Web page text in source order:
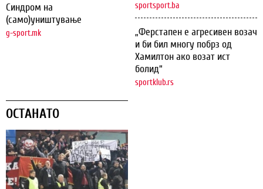
Синдром на
(само)уништување
g-sport.mk
sportsport.ba
„Ферстапен е агресивен возач
и би бил многу побрз од
Хамилтон ако возат ист
болид“
sportklub.rs
ОСТАНАТО